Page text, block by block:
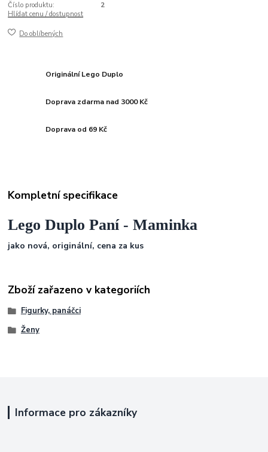
Číslo produktu:
2
Hlídat cenu / dostupnost
Do oblíbených
Originální Lego Duplo
Doprava zdarma nad 3000 Kč
Doprava od 69 Kč
Kompletní specifikace
Lego Duplo Paní - Maminka
jako nová, originální, cena za kus
Zboží zařazeno v kategoriích
Figurky, panáčci
Ženy
Informace pro zákazníky